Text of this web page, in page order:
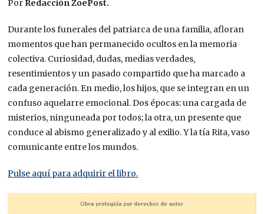
Por Redacción ZoePost.
Durante los funerales del patriarca de una familia, afloran
momentos que han permanecido ocultos en la memoria
colectiva. Curiosidad, dudas, medias verdades,
resentimientos y un pasado compartido que ha marcado a
cada generación. En medio, los hijos, que se integran en un
confuso aquelarre emocional. Dos épocas: una cargada de
misterios, ninguneada por todos; la otra, un presente que
conduce al abismo generalizado y al exilio. Y la tía Rita, vaso
comunicante entre los mundos.
Pulse aquí para adquirir el libro.